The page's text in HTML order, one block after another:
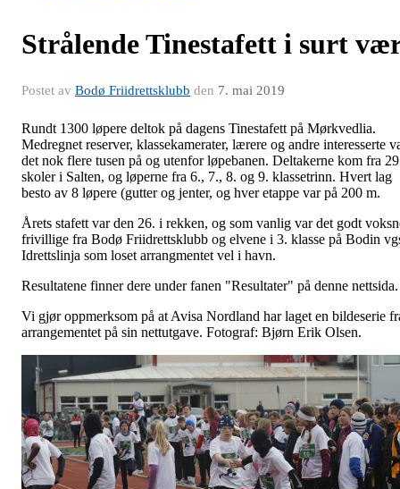
Strålende Tinestafett i surt
Postet av Bodø Friidrettsklubb den 7. mai 2019
Rundt 1300 løpere deltok på dagens Tinestafett på Mørkvedlia.
Medregnet reserver, klassekamerater, lærere og andre interesserte
det nok flere tusen på og utenfor løpebanen. Deltakerne kom fra 29
skoler i Salten, og løperne fra 6., 7., 8. og 9. klassetrinn. Hvert lag
besto av 8 løpere (gutter og jenter, og hver etappe var på 200 m.
Årets stafett var den 26. i rekken, og som vanlig var det godt
frivillige fra Bodø Friidrettsklubb og elvene i 3. klasse på Bodin
Idrettslinja som loset arrangmentet vel i havn.
Resultatene finner dere under fanen "Resultater" på denne nettsida.
Vi gjør oppmerksom på at Avisa Nordland har laget en bildeserie
arrangementet på sin nettutgave. Fotograf: Bjørn Erik Olsen.